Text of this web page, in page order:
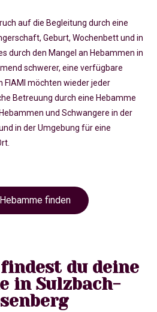
auf die Begleitung durch eine
Geburt, Wochenbett und in
durch den Mangel an Hebammen in
schwerer, eine verfügbare
FIAMI möchten wieder jeder
Betreuung durch eine Hebamme
und Schwangere in der
in der Umgebung für eine
finden
du deine
in Sulzbach-